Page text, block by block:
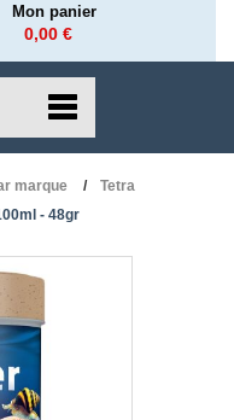
Mon panier
0,00 €
marque
Tetra
- 48gr